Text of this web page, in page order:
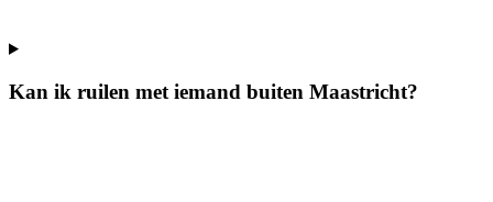
Kan ik ruilen met iemand buiten Maastricht?